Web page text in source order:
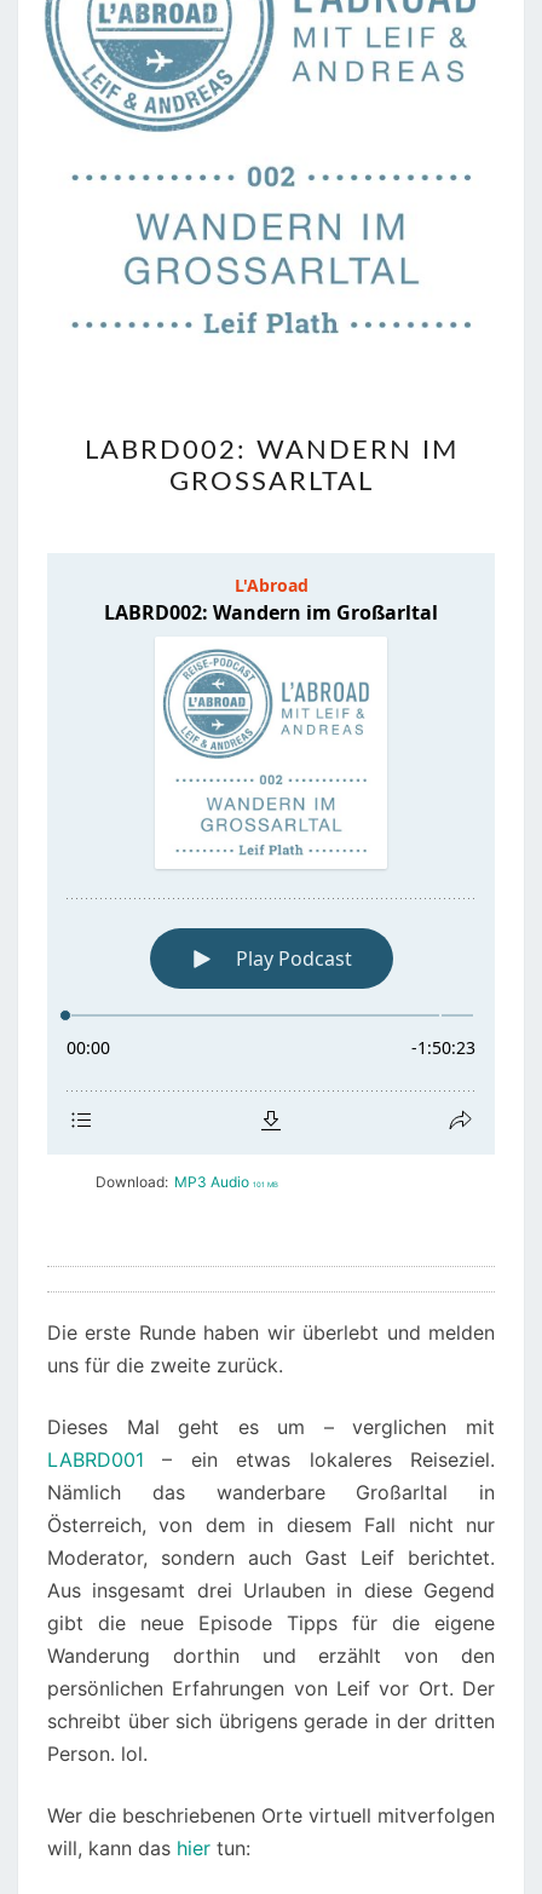
WANDERN
IM
LABRD002: WANDERN IM
GROSSARLTAL
Download: MP3 Audio 101 MB
Die erste Runde haben wir überlebt und melden
uns für die zweite zurück.
Dieses Mal geht es um – verglichen mit
LABRD001 – ein etwas lokaleres Reiseziel.
Nämlich das wanderbare Großarltal in
Österreich, von dem in diesem Fall nicht nur
Moderator, sondern auch Gast Leif berichtet.
Aus insgesamt drei Urlauben in diese Gegend
gibt die neue Episode Tipps für die eigene
Wanderung dorthin und erzählt von den
persönlichen Erfahrungen von Leif vor Ort. Der
schreibt über sich übrigens gerade in der dritten
Person. lol.
Wer die beschriebenen Orte virtuell mitverfolgen
will, kann das hier tun: